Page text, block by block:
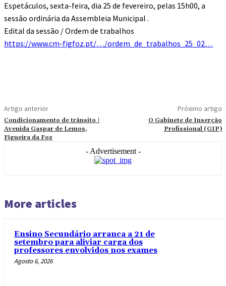
Espetáculos, sexta-feira, dia 25 de fevereiro, pelas 15h00, a
sessão ordinária da Assembleia Municipal .
Edital da sessão / Ordem de trabalhos
https://www.cm-figfoz.pt/…/ordem_de_trabalhos_25_02…
Artigo anterior
Condicionamento de trânsito |
Avenida Gaspar de Lemos,
Figueira da Foz
Próximo artigo
O Gabinete de Inserção
Profissional (GIP)
- Advertisement -
More articles
Ensino Secundário arranca a 21 de
setembro para aliviar carga dos
professores envolvidos nos exames
Agosto 6, 2026